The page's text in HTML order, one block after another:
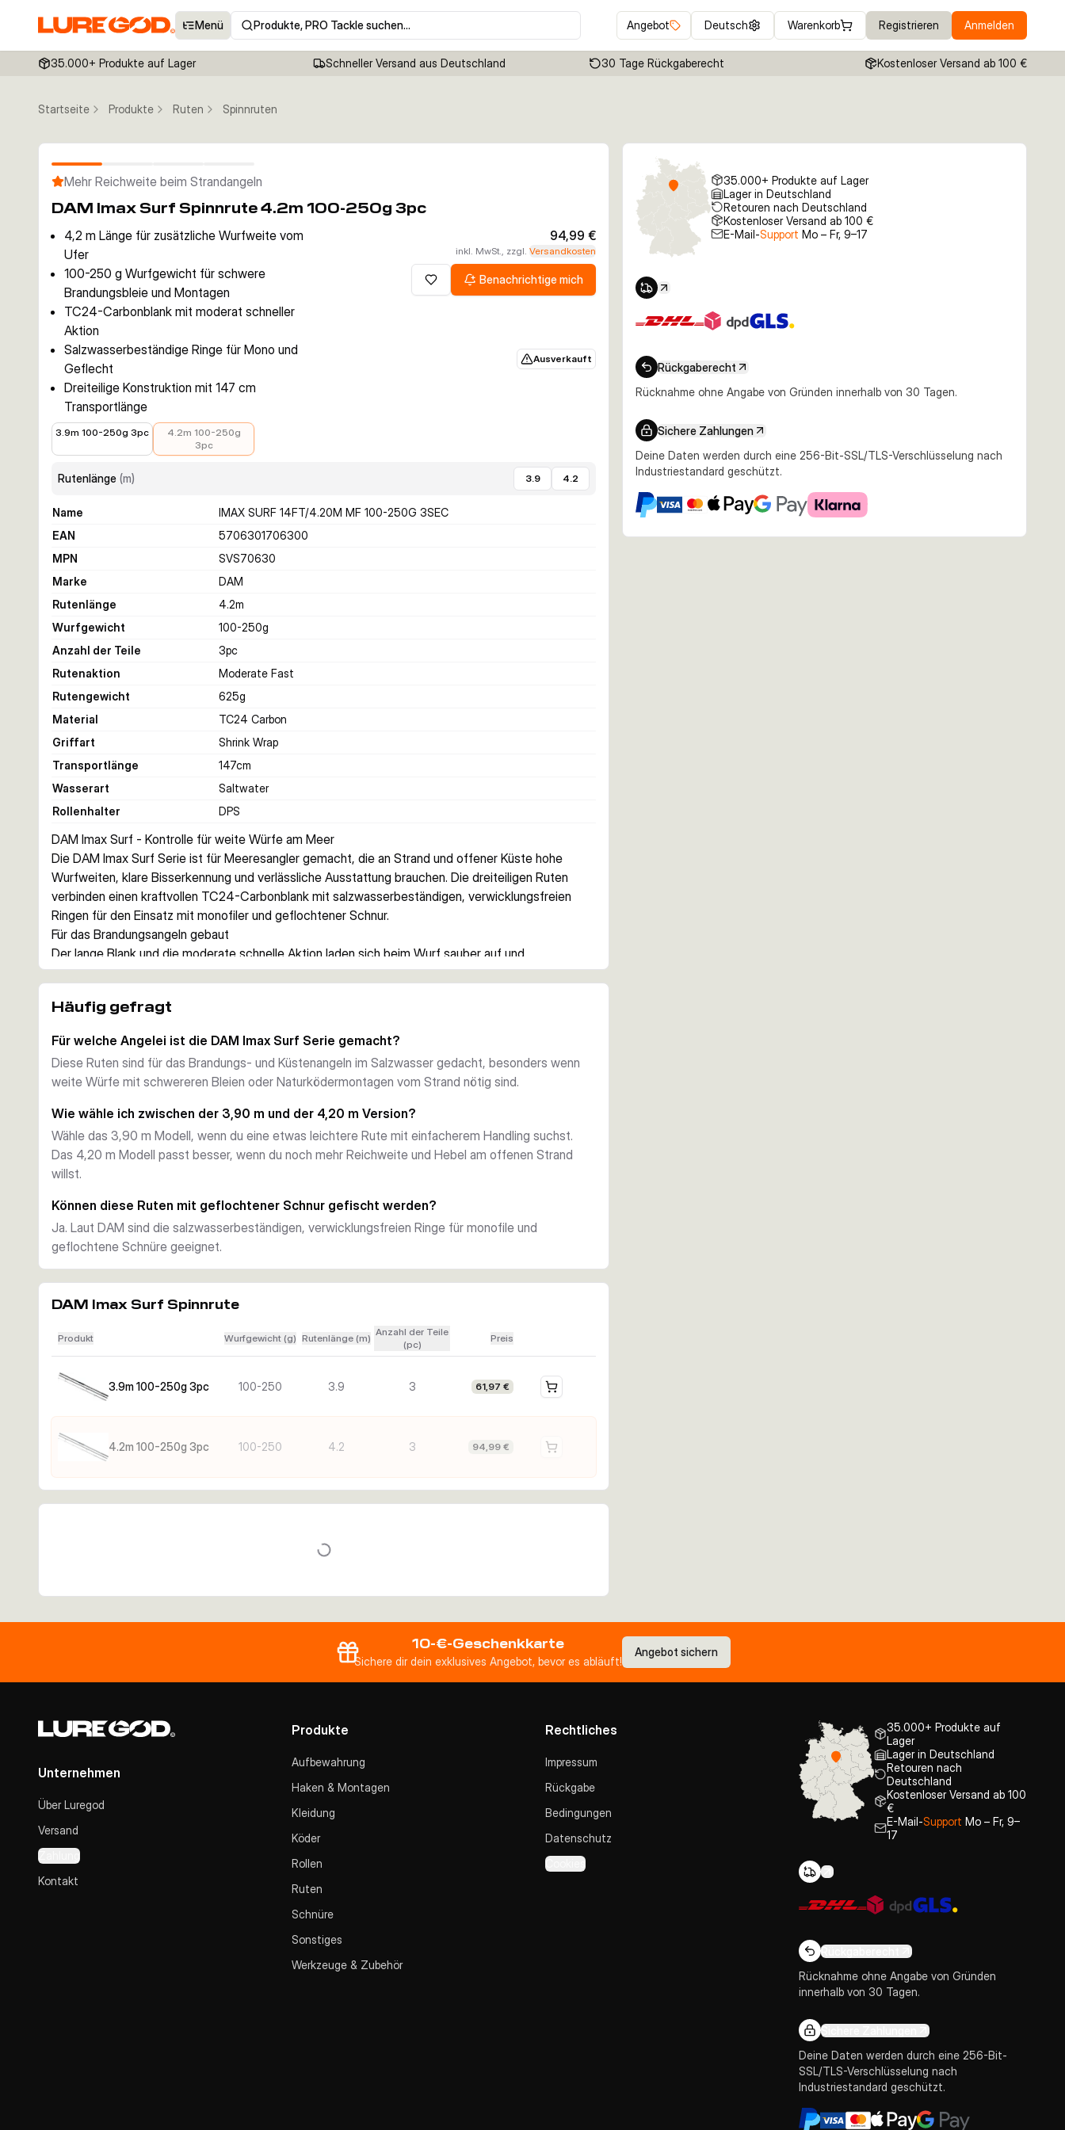
Menü Produkte, PRO Tackle suchen… Angebot Deutsch Warenkorb Registrieren Anmelden
35.000+ Produkte auf Lager Schneller Versand aus Deutschland 30 Tage Rückgaberecht Kostenloser Versand ab 100 €
Startseite Produkte Ruten Spinnruten
Mehr Reichweite beim Strandangeln
DAM Imax Surf Spinnrute 4.2m 100-250g 3pc
4,2 m Länge für zusätzliche Wurfweite vom
Ufer
100-250 g Wurfgewicht für schwere
Brandungsbleie und Montagen
TC24-Carbonblank mit moderat schneller
Aktion
Salzwasserbeständige Ringe für Mono und
Geflecht
Dreiteilige Konstruktion mit 147 cm
Transportlänge
94,99 €
inkl. MwSt., zzgl.Versandkosten
Zur Wunschliste hinzufügen
Benachrichtige mich
Ausverkauft
3.9m 100-250g 3pc
4.2m 100-250g
3pc
Rutenlänge (m) 3.9 4.2
Name
IMAX SURF 14FT/4.20M MF 100-250G 3SEC
EAN
5706301706300
MPN
SVS70630
Marke
DAM
Rutenlänge
4.2m
Wurfgewicht
100-250g
Anzahl der Teile
3pc
Rutenaktion
Moderate Fast
Rutengewicht
625g
Material
TC24 Carbon
Griffart
Shrink Wrap
Transportlänge
147cm
Wasserart
Saltwater
Rollenhalter
DPS
DAM Imax Surf - Kontrolle für weite Würfe am Meer
Die DAM Imax Surf Serie ist für Meeresangler gemacht, die an Strand und offener Küste hohe
Wurfweiten, klare Bisserkennung und verlässliche Ausstattung brauchen. Die dreiteiligen Ruten
verbinden einen kraftvollen TC24-Carbonblank mit salzwasserbeständigen, verwicklungsfreien
Ringen für den Einsatz mit monofiler und geflochtener Schnur.
Für das Brandungsangeln gebaut
Der lange Blank und die moderate schnelle Aktion laden sich beim Wurf sauber auf und
unterstützen Würfe auf Distanz, ohne die Rückmeldung bei Bissen zu verlieren. Dadurch passt die
Ausstattung für Salzwasser
Schrumpfschlauch-Endgriff aus. Das Setup sorgt für sicheren Halt bei Nässe und ist auf
regelmäßige Einsätze zwischen Sand, Gischt und Gezeitenwasser ausgelegt.
Kraft und Rückmeldung im Gleichgewicht
Mit einem Wurfgewicht von 100-250 g ist die Serie auf schwerere Brandungsbleie und Montagen
ausgelegt. Der Blank bietet Wurfkraft, ohne die Bisserkennung zu stark zu dämpfen. Das hilft beim
gezielten Uferangeln auf Dorsch, Plattfisch, Aal oder Wolfsbarsch.
Praktisch für Transport und Einsatz
Beide Versionen bestehen aus drei Teilen und lassen sich dadurch leichter transportieren und
verstauen als vergleichbare zweiteilige Brandungsruten. Das ist praktisch für Küstentrips und
längere Sessions mit viel Ausrüstung.
Häufig gefragt
Für welche Angelei ist die DAM Imax Surf Serie gemacht?
Diese Ruten sind für das Brandungs- und Küstenangeln im Salzwasser gedacht, besonders wenn
weite Würfe mit schwereren Bleien oder Naturködermontagen vom Strand nötig sind.
Wie wähle ich zwischen der 3,90 m und der 4,20 m Version?
Wähle das 3,90 m Modell, wenn du eine etwas leichtere Rute mit einfacherem Handling suchst.
Das 4,20 m Modell passt besser, wenn du noch mehr Reichweite und Hebel am offenen Strand
willst.
Können diese Ruten mit geflochtener Schnur gefischt werden?
Ja. Laut DAM sind die salzwasserbeständigen, verwicklungsfreien Ringe für monofile und
geflochtene Schnüre geeignet.
DAM Imax Surf Spinnrute
Produkt Wurfgewicht (g) Rutenlänge (m)
Anzahl der Teile
(pc)
Preis
3.9m 100-250g 3pc 100-250 3.9 3 61,97 €
4.2m 100-250g 3pc 100-250 4.2 3 94,99 €
35.000+ Produkte auf Lager
Lager in Deutschland
Retouren nach Deutschland
Kostenloser Versand ab 100 €
E-Mail-Support Mo – Fr, 9–17
Rückgaberecht
Rücknahme ohne Angabe von Gründen innerhalb von 30 Tagen.
Sichere Zahlungen
Deine Daten werden durch eine 256-Bit-SSL/TLS-Verschlüsselung nach
Industriestandard geschützt.
10-€-Geschenkkarte
Sichere dir dein exklusives Angebot, bevor es abläuft!
Angebot sichern
Unternehmen
Über Luregod
Versand
Zahlung
Kontakt
Produkte
Aufbewahrung
Haken & Montagen
Kleidung
Köder
Rollen
Ruten
Schnüre
Sonstiges
Werkzeuge & Zubehör
Rechtliches
Impressum
Rückgabe
Bedingungen
Datenschutz
Cookies
35.000+ Produkte auf
Lager
Lager in Deutschland
Retouren nach
Deutschland
Kostenloser Versand ab 100
€
E-Mail-Support Mo – Fr, 9–
17
Rückgaberecht
Rücknahme ohne Angabe von Gründen
innerhalb von 30 Tagen.
Sichere Zahlungen
Deine Daten werden durch eine 256-Bit-
SSL/TLS-Verschlüsselung nach
Industriestandard geschützt.